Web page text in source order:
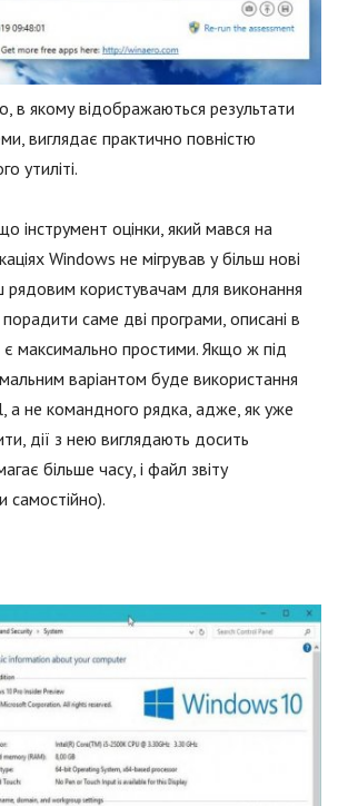
в якому відображаються результати
виглядає практично повністю
утиліті.
інструмент оцінки, який мався на
Windows не мігрував у більш нові
рядовим користувачам для виконання
саме дві програми, описані в
є максимально простими. Якщо ж під
варіантом буде використання
а не командного рядка, адже, як уже
дії з нею виглядають досить
більше часу, і файл звіту
самостійно).